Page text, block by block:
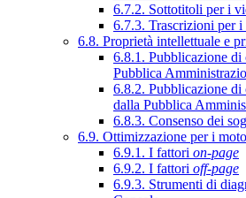
6.7.2. Sottotitoli per i
6.7.3. Trascrizioni per i
6.8. Proprietà intellettuale e
6.8.1. Pubblicazione
Pubblica
6.8.2. Pubblicazione
dalla Pubblica
6.8.3. Consenso dei
6.9. Ottimizzazione per i
6.9.1. I fattori on-page
6.9.2. I fattori off-page
6.9.3. Strumenti di